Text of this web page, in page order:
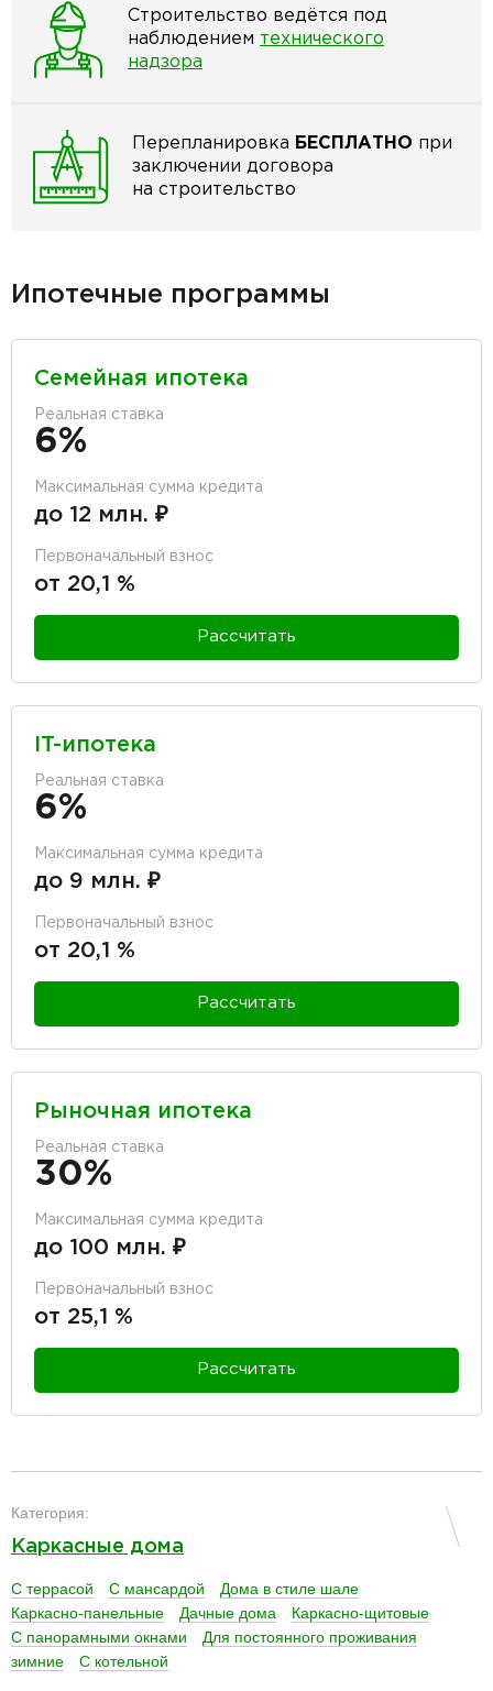
Строительство ведётся под
наблюдением технического
надзора
Перепланировка БЕСПЛАТНО при
заключении договора
на строительство
Ипотечные программы
Семейная ипотека
Реальная ставка
6%
Максимальная сумма кредита
до 12 млн. ₽
Первоначальный взнос
от 20,1 %
Рассчитать
IT-ипотека
Реальная ставка
6%
Максимальная сумма кредита
до 9 млн. ₽
Первоначальный взнос
от 20,1 %
Рассчитать
Рыночная ипотека
Реальная ставка
30%
Максимальная сумма кредита
до 100 млн. ₽
Первоначальный взнос
от 25,1 %
Рассчитать
Категория:
Каркасные дома
С террасой С мансардой
Дома в стиле шале
Каркасно-панельные
Дачные дома
Каркасно-щитовые
С панорамными окнами
Для постоянного проживания
зимние
С котельной